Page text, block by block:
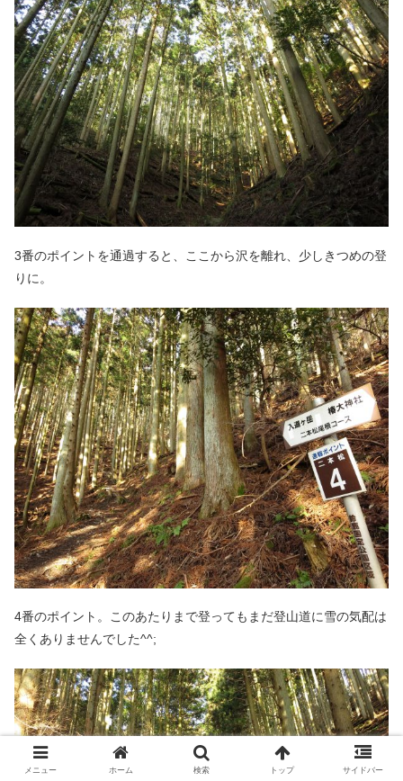
3番のポイントを通過すると、ここから沢を離れ、少しきつめの登
りに。
4番のポイント。このあたりまで登ってもまだ登山道に雪の気配は
全くありませんでした^^;
メニュー ホーム 検索 トップ サイドバー